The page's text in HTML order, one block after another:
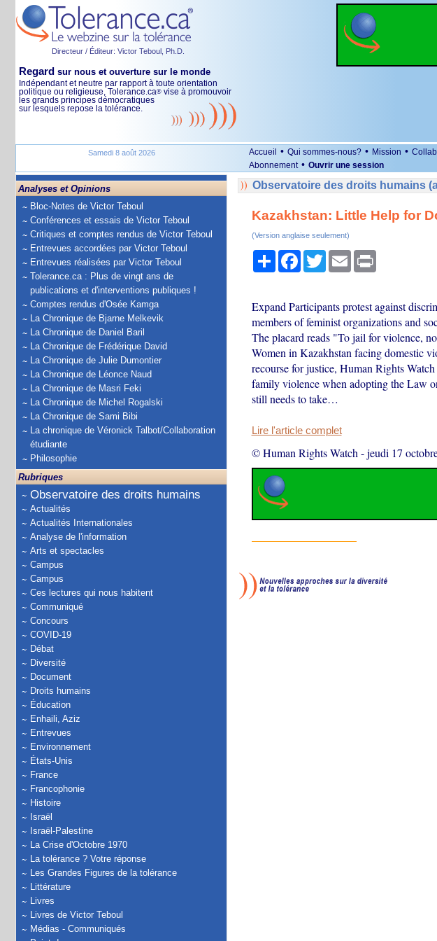
Directeur / Éditeur: Victor Teboul, Ph.D.
Regard sur nous et ouverture sur le monde
Indépendant et neutre par rapport à toute orientation
politique ou religieuse, Tolerance.ca® vise à promouvoir
les grands principes démocratiques
sur lesquels repose la tolérance.
Samedi 8 août 2026 Accueil • Qui sommes-nous? • Mission •
Abonnement • Ouvrir une session
Analyses et Opinions
Bloc-Notes de Victor Teboul
Conférences et essais de Victor Teboul
Critiques et comptes rendus de Victor Teboul
Entrevues accordées par Victor Teboul
Entrevues réalisées par Victor Teboul
Tolerance.ca : Plus de vingt ans de
publications et d'interventions publiques !
Comptes rendus d'Osée Kamga
La Chronique de Bjarne Melkevik
La Chronique de Daniel Baril
La Chronique de Frédérique David
La Chronique de Julie Dumontier
La Chronique de Léonce Naud
La Chronique de Masri Feki
La Chronique de Michel Rogalski
La Chronique de Sami Bibi
La chronique de Véronick Talbot/Collaboration
étudiante
Philosophie
Rubriques
Observatoire des droits humains
Actualités
Actualités Internationales
Analyse de l'information
Arts et spectacles
Campus
Campus
Ces lectures qui nous habitent
Communiqué
Concours
COVID-19
Débat
Diversité
Document
Droits humains
Éducation
Enhaili, Aziz
Entrevues
Environnement
États-Unis
France
Francophonie
Histoire
Israël
Israël-Palestine
La Crise d'Octobre 1970
La tolérance ? Votre réponse
Les Grandes Figures de la tolérance
Littérature
Livres
Livres de Victor Teboul
Médias - Communiqués
Observatoire des droits humains
Kazakhstan: Little Help for
(Version anglaise seulement)
PartagerFacebook
TwitterEmail Print
Expand Participants protest against
members of feminist organizations and
The placard reads "To jail for violence,
Women in Kazakhstan facing domestic
recourse for justice, Human Rights
family violence when adopting the Law
still needs to take…
Lire l'article complet
© Human Rights Watch -jeudi 17